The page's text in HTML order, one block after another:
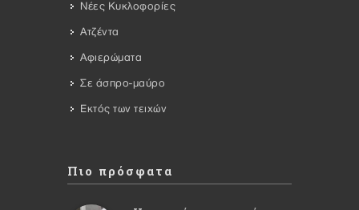
Νέες Κυκλοφορίες
Ατζέντα
Αφιερώματα
Σε άσπρο-μαύρο
Εκτός των τειχών
Πιο πρόσφατα